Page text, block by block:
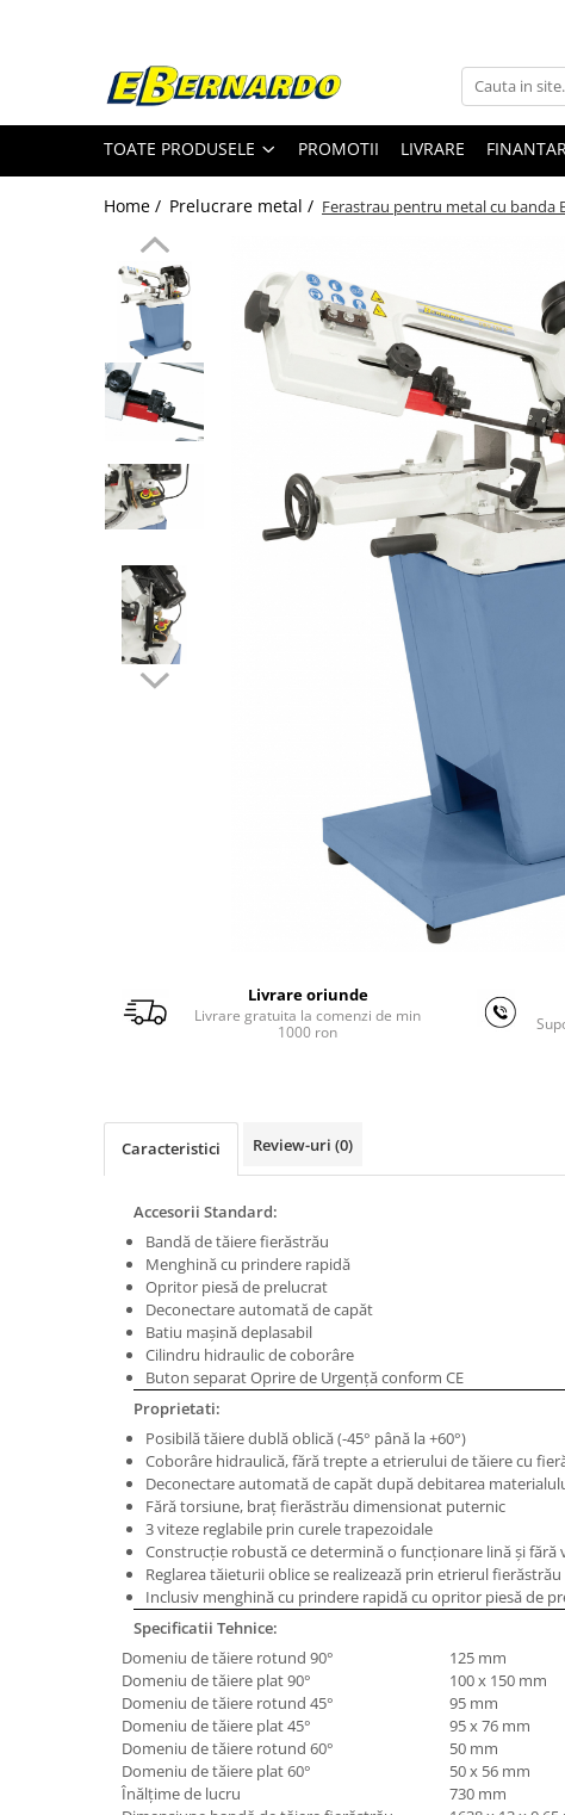
Toate Produsele
Prelucrare metal
Fierastraie pentru metal
Ferastraie mobile pentru metal
Ferastraie orizontale pentru metal
Ferastraie circulare pentru metal
Dispozitive de sudare pentru panze
Ferastraie automate cu banda si
doua coloane
Ferastraie metal cu banda si taiere
Ferastraie prelucrare metal cu
banda si taiere dubla
Strunguri pentru metal
Strunguri CNC
Strunguri cu cutie de viteze
Strunguri cu surub de ghidare
Masini de gaurit cu angrenaj, masa
Masini de gaurit cu coloana si
curea de distributie
Masini de gaurit cu stand si
Masini de gaurit radiale
Masini de gaurit si frezat
Masini de gaurit cu freza
Masini de frezat universale
Centre de prelucrare verticale CNC
Masini de frezat cu batiu
Masini de frezat multifunctionale
Masini de frezat universale SERVO
Masini de frezat verticale
Masini de slefuit metal
Masini de ascutit burghie
Masini de lustruit
Masini de polizat bavuri cu perii
Masini de rectificat plan
Masini de rectificat plan
Masini de rectificat rotund
Masini de satinat
TOATE PRODUSELE PROMOTII LIVRARE
Home / Prelucrare metal / Ferastrau pentru metal cu banda
Livrare oriunde
Livrare gratuita la comenzi de min
1000 ron
Caracteristici Review-uri (0)
Accesorii Standard:
Bandă de tăiere fierăstrău
Menghină cu prindere rapidă
Opritor piesă de prelucrat
Deconectare automată de capăt
Batiu maşină deplasabil
Cilindru hidraulic de coborâre
Buton separat Oprire de Urgenţă conform CE
Proprietati:
Posibilă tăiere dublă oblică (-45° până la +60°)
Coborâre hidraulică, fără trepte a etrierului de tăiere cu
Deconectare automată de capăt după debitarea
Fără torsiune, braţ fierăstrău dimensionat puternic
3 viteze reglabile prin curele trapezoidale
Construcţie robustă ce determină o funcţionare lină şi fără
Reglarea tăieturii oblice se realizează prin etrierul fierăstrău
Inclusiv menghină cu prindere rapidă cu opritor piesă de
Specificatii Tehnice:
Domeniu de tăiere rotund 90°
125 mm
Domeniu de tăiere plat 90°
100 x 150 mm
Domeniu de tăiere rotund 45°
95 mm
Domeniu de tăiere plat 45°
95 x 76 mm
Domeniu de tăiere rotund 60°
50 mm
Domeniu de tăiere plat 60°
50 x 56 mm
Înălţime de lucru
730 mm